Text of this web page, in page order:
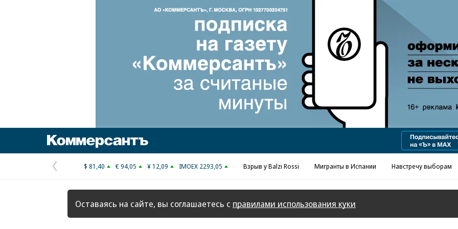
Реклама в «Ъ» www.kommersant.ru/ad
Предыдущая
страница
$ 81,40 € 94,05 ¥ 12,09 IMOEX 2293,05 Взрыв у Balzi Rossi Мигранты в Испании Навстречу выборам
Оставаясь на сайте, вы соглашаетесь с правилами использования куки